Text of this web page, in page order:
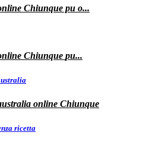
Chiunque pu o...
Chiunque pu...
online Chiunque
ricetta